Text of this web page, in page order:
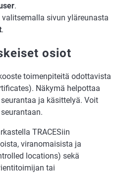
.
sivun yläreunasta
.
osiot
toimenpiteitä odottavista
Näkymä helpottaa
ja käsittelyä. Voit
TRACESiin
viranomaisista ja
locations) sekä
tai